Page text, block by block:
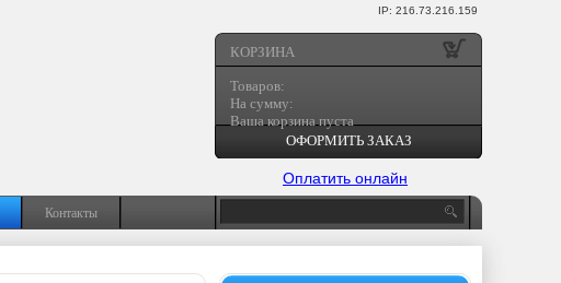
IP: 216.73.216.159
КОРЗИНА
Товаров:
На сумму:
Ваша корзина пуста
ОФОРМИТЬ ЗАКАЗ
Оплатить онлайн
Контакты